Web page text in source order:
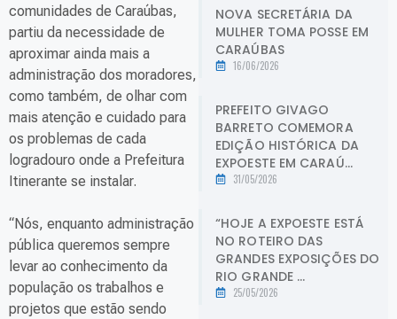
comunidades de Caraúbas,
partiu da necessidade de
aproximar ainda mais a
administração dos moradores,
como também, de olhar com
mais atenção e cuidado para
os problemas de cada
logradouro onde a Prefeitura
Itinerante se instalar.
“Nós, enquanto administração
pública queremos sempre
levar ao conhecimento da
população os trabalhos e
projetos que estão sendo
NOVA SECRETÁRIA DA
MULHER TOMA POSSE EM
CARAÚBAS
16/06/2026
PREFEITO GIVAGO
BARRETO COMEMORA
EDIÇÃO HISTÓRICA DA
EXPOESTE EM CARAÚ...
31/05/2026
“HOJE A EXPOESTE ESTÁ
NO ROTEIRO DAS
GRANDES EXPOSIÇÕES DO
RIO GRANDE ...
25/05/2026